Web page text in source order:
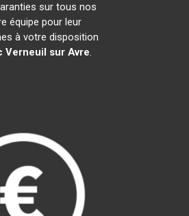
sur tous nos
équipe pour leur
à votre disposition
Verneuil sur Avre.